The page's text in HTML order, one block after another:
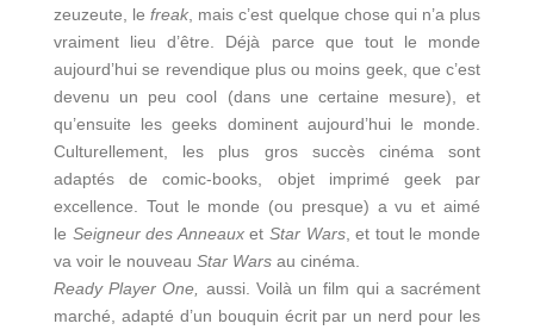
zeuzeute, lefreak , mais c’est quelque chose qui n’a plus
vraiment lieu d’être. Déjà parce que tout le monde
aujourd’hui se revendique plus ou moins geek, que c’est
devenu un peu cool (dans une certaine mesure), et
qu’ensuite les geeks dominent aujourd’hui le monde.
Culturellement, les plus gros succès cinéma sont
adaptés de comic-books, objet imprimé geek par
excellence. Tout le monde (ou presque) a vu et aimé
le Seigneur des AnneauxetStar Wars, et tout le monde
va voir le nouveau Star Wars au cinéma.
Ready Player One, aussi. Voilà un film qui a sacrément
marché, adapté d’un bouquin écrit par un nerd pour les